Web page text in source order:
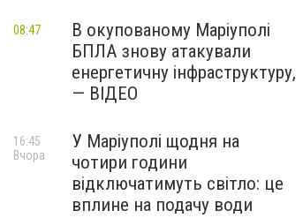
В окупованому Маріуполі
БПЛА знову атакували
енергетичну інфраструктуру,
— ВІДЕО
08:47
У Маріуполі щодня на
чотири години
відключатимуть світло: це
вплине на подачу води
16:45
Вчора